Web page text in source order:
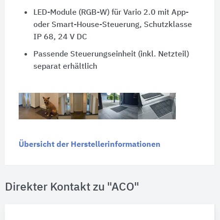
LED-Module (RGB-W) für Vario 2.0 mit App-
oder Smart-House-Steuerung, Schutzklasse
IP 68, 24 V DC
Passende Steuerungseinheit (inkl. Netzteil)
separat erhältlich
Übersicht der Herstellerinformationen
Direkter Kontakt zu "ACO"